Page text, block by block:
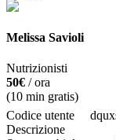
Melissa Savioli
Nutrizionisti
50€ / ora
(10 min gratis)
Codice utente
Descrizione